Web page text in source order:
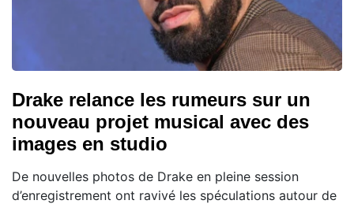
Drake relance les rumeurs sur un
nouveau projet musical avec des
images en studio
De nouvelles photos de Drake en pleine session
d’enregistrement ont ravivé les spéculations autour de